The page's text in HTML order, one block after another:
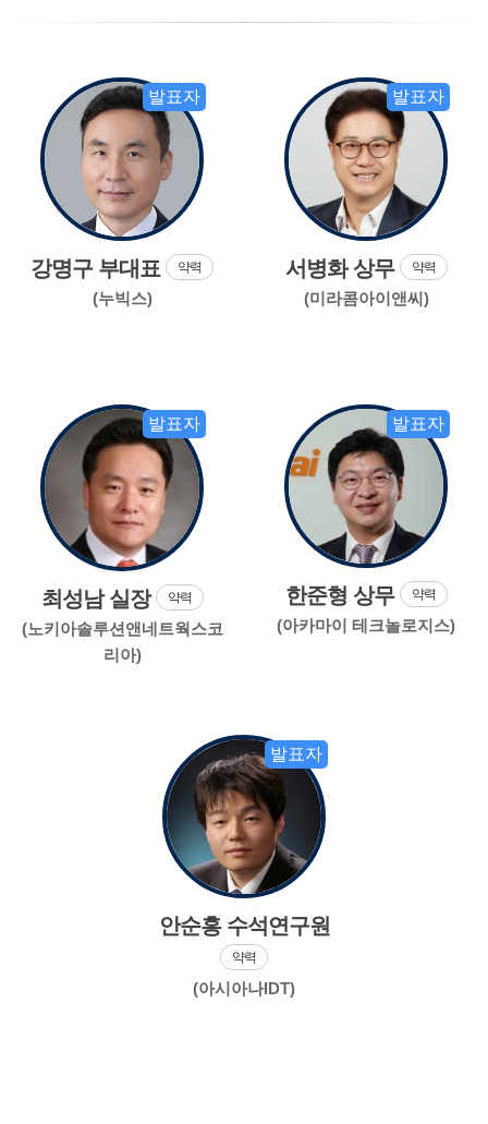
발표자
강명구 부대표 약력
(누빅스)
발표자
서병화 상무 약력
(미라콤아이앤씨)
발표자
최성남 실장 약력
(노키아솔루션앤네트웍스코
리아)
발표자
한준형 상무 약력
(아카마이 테크놀로지스)
발표자
안순홍 수석연구원
약력
(아시아나IDT)